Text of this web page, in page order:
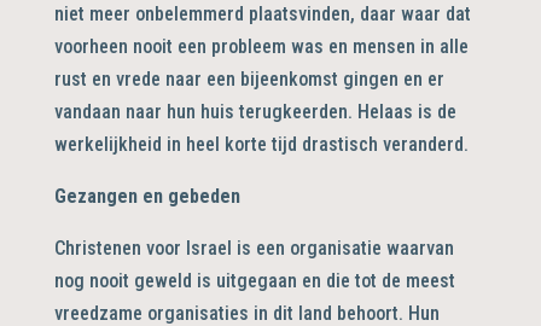
niet meer onbelemmerd plaatsvinden, daar waar dat
voorheen nooit een probleem was en mensen in alle
rust en vrede naar een bijeenkomst gingen en er
vandaan naar hun huis terugkeerden. Helaas is de
werkelijkheid in heel korte tijd drastisch veranderd.
Gezangen en gebeden
Christenen voor Israel is een organisatie waarvan
nog nooit geweld is uitgegaan en die tot de meest
vreedzame organisaties in dit land behoort. Hun